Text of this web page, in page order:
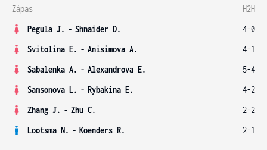
Zápas
H2H
Pegula J. - Shnaider D.
4-0
Svitolina E. - Anisimova A.
4-1
Sabalenka A. - Alexandrova E.
5-4
Samsonova L. - Rybakina E.
4-2
Zhang J. - Zhu C.
2-2
Lootsma N. - Koenders R. 2-1